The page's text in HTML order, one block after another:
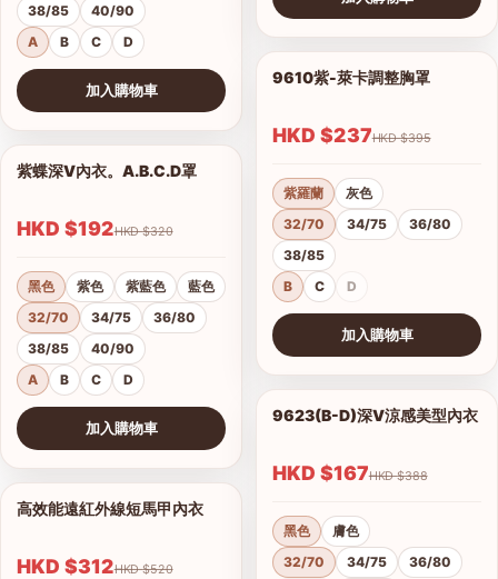
38/85
40/90
A
B C D
加入購物車
1/15
查看圖片
紫蝶深V內衣。A.B.C.D罩
HKD $192 HKD $320
黑色 紫色 紫藍色
藍色
32/70
34/75
36/80
38/85
40/90
A
B C D
加入購物車
1/14
查看圖片
高效能遠紅外線短馬甲內衣
HKD $312 HKD $520
查看圖片
9610紫-萊卡調整胸罩
HKD $237 HKD $395
紫羅蘭
灰色
32/70
34/75
36/80
38/85
B
C D
加入購物車
1/2
查看圖片
9623(B-D)深V涼感美型內衣
HKD $167 HKD $388
黑色
膚色
32/70
34/75
36/80
港澳中文